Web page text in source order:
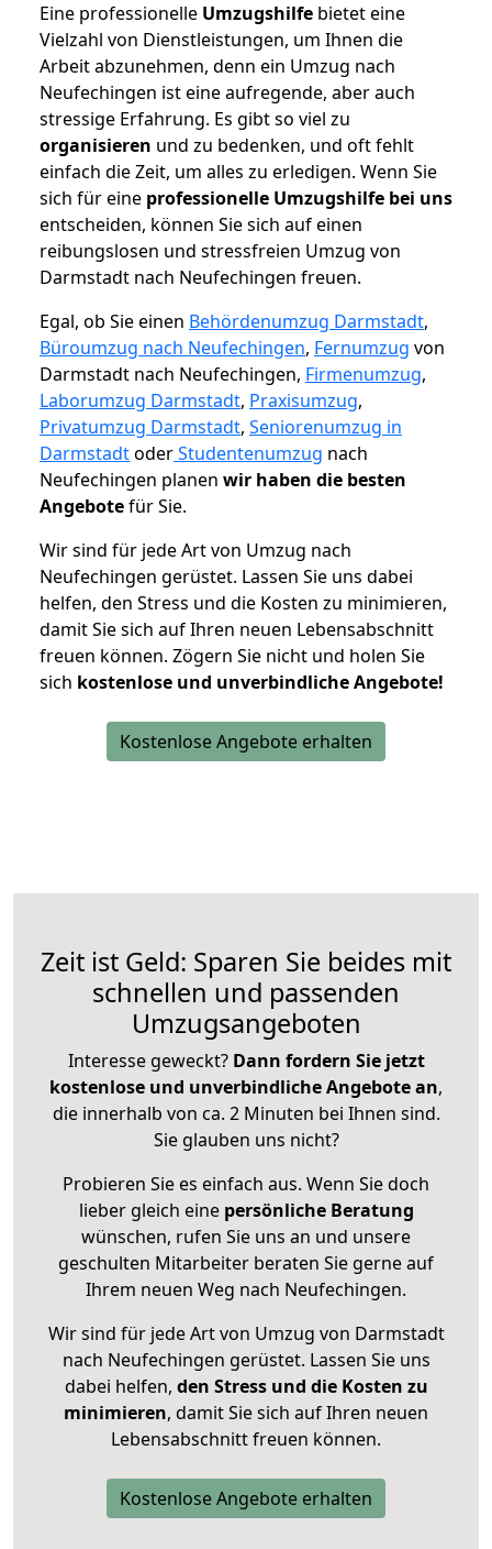
Eine professionelle Umzugshilfe bietet eine
Vielzahl von Dienstleistungen, um Ihnen die
Arbeit abzunehmen, denn ein Umzug nach
Neufechingen ist eine aufregende, aber auch
stressige Erfahrung. Es gibt so viel zu
organisieren und zu bedenken, und oft fehlt
einfach die Zeit, um alles zu erledigen. Wenn Sie
sich für eine professionelle Umzugshilfe bei uns
entscheiden, können Sie sich auf einen
reibungslosen und stressfreien Umzug von
Darmstadt nach Neufechingen freuen.
Egal, ob Sie einen Behördenumzug Darmstadt,
Büroumzug nach Neufechingen, Fernumzug von
Darmstadt nach Neufechingen, Firmenumzug,
Laborumzug Darmstadt, Praxisumzug,
Privatumzug Darmstadt, Seniorenumzug in
DarmstadtoderStudentenumzug nach
Neufechingen planen wir haben die besten
Angebotefür Sie.
Wir sind für jede Art von Umzug nach
Neufechingen gerüstet. Lassen Sie uns dabei
helfen, den Stress und die Kosten zu minimieren,
damit Sie sich auf Ihren neuen Lebensabschnitt
freuen können. Zögern Sie nicht und holen Sie
sich kostenlose und unverbindliche Angebote!
Kostenlose Angebote erhalten
Zeit ist Geld: Sparen Sie beides mit
schnellen und passenden
Umzugsangeboten
Interesse geweckt? Dann fordern Sie jetzt
kostenlose und unverbindliche Angebote an,
die innerhalb von ca. 2 Minuten bei Ihnen sind.
Sie glauben uns nicht?
Probieren Sie es einfach aus. Wenn Sie doch
lieber gleich eine persönliche Beratung
wünschen, rufen Sie uns an und unsere
geschulten Mitarbeiter beraten Sie gerne auf
Ihrem neuen Weg nach Neufechingen.
Wir sind für jede Art von Umzug von Darmstadt
nach Neufechingen gerüstet. Lassen Sie uns
dabei helfen, den Stress und die Kosten zu
minimieren, damit Sie sich auf Ihren neuen
Lebensabschnitt freuen können.
Kostenlose Angebote erhalten